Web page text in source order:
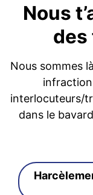
Nous
des
Nous sommes
interlocuteurs/
dans le